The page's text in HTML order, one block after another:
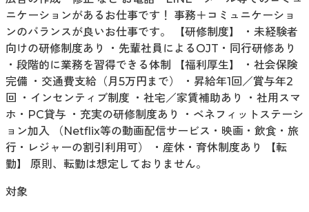
ニケーションがあるお仕事です！ 事務＋コミュニケーショ
ンのバランスが良いお仕事です。 【研修制度】 ・未経験者
向けの研修制度あり ・先輩社員によるOJT・同行研修あり
・段階的に業務を習得できる体制 【福利厚生】 ・社会保険
完備 ・交通費支給（月5万円まで） ・昇給年1回／賞与年2
回 ・インセンティブ制度 ・社宅／家賃補助あり ・社用スマ
ホ・PC貸与 ・充実の研修制度あり ・ベネフィットステーシ
ョン加入 （Netflix等の動画配信サービス・映画・飲食・旅
行・レジャーの割引利用可） ・産休・育休制度あり 【転
勤】 原則、転勤は想定しておりません。
対象